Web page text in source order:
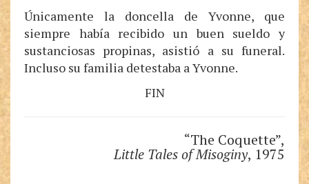
Únicamente la doncella de Yvonne, que
siempre había recibido un buen sueldo y
sustanciosas propinas, asistió a su funeral.
Incluso su familia detestaba a Yvonne.
FIN
“The Coquette”,
Little Tales of Misoginy, 1975